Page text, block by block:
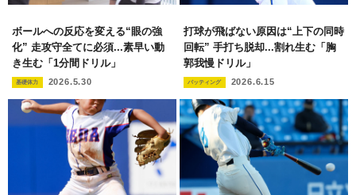
ボールへの反応を変える“眼の強
化” 走攻守全てに必須...素早い動
き生む「1分間ドリル」
基礎体力 2026.5.30
打球が飛ばない原因は“上下の同時
回転” 手打ち脱却...割れ生む「胸
郭我慢ドリル」
バッティング 2026.6.15